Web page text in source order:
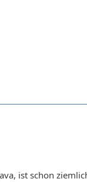
ist schon